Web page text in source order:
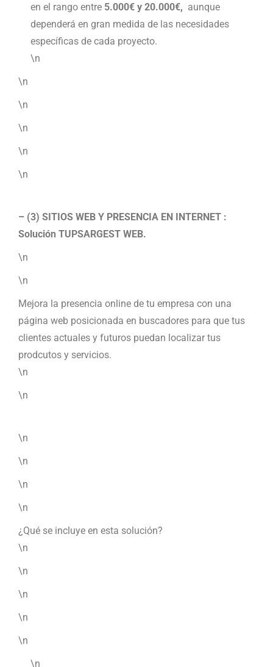
en el rango entre 5.000€ y 20.000€, aunque
dependerá en gran medida de las necesidades
específicas de cada proyecto.
\n
\n
\n
\n
\n
\n
– (3) SITIOS WEB Y PRESENCIA EN INTERNET :
Solución TUPSARGEST WEB.
\n
\n
Mejora la presencia online de tu empresa con una
página web posicionada en buscadores para que tus
clientes actuales y futuros puedan localizar tus
prodcutos y servicios.
\n
\n
\n
\n
\n
\n
¿Qué se incluye en esta solución?
\n
\n
\n
\n
\n
\n